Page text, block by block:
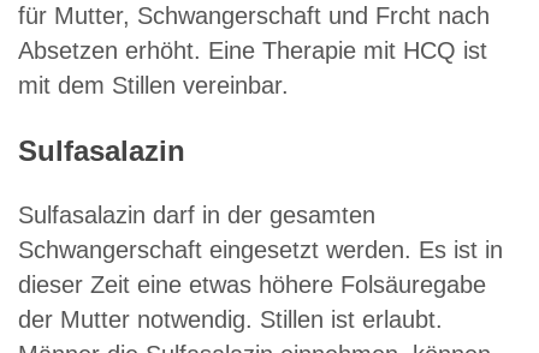
für Mutter, Schwangerschaft und Frcht nach
Absetzen erhöht. Eine Therapie mit HCQ ist
mit dem Stillen vereinbar.
Sulfasalazin
Sulfasalazin darf in der gesamten
Schwangerschaft eingesetzt werden. Es ist in
dieser Zeit eine etwas höhere Folsäuregabe
der Mutter notwendig. Stillen ist erlaubt.